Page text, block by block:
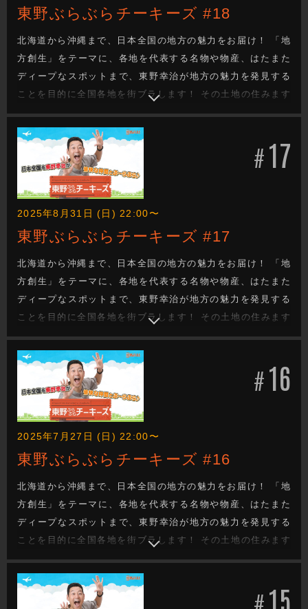
東野ぶらぶらチーキーズ #18
北海道から沖縄まで、日本全国の地方の魅力をお届け！ 「地
方創生」をテーマに、各地を代表する名物や物産、はたまた
ディープなスポットまで、東野幸治が地方の魅力を発見する
ことを目的に全国各地を街ブラします！ その土地の住みます
芸人が、東野の喜びそうなスポットへ案内し、美味しいもの
を食べたり、絶景を観たり、温泉に入ったり、、、旅を通し
て地方の魅力を探るロケバラエティです！
#17
2025年8月31日 (日) 22:00〜
東野ぶらぶらチーキーズ #17
北海道から沖縄まで、日本全国の地方の魅力をお届け！ 「地
方創生」をテーマに、各地を代表する名物や物産、はたまた
ディープなスポットまで、東野幸治が地方の魅力を発見する
ことを目的に全国各地を街ブラします！ その土地の住みます
芸人が、東野の喜びそうなスポットへ案内し、美味しいもの
を食べたり、絶景を観たり、温泉に入ったり、、、旅を通し
て地方の魅力を探るロケバラエティです！
#16
2025年7月27日 (日) 22:00〜
東野ぶらぶらチーキーズ #16
北海道から沖縄まで、日本全国の地方の魅力をお届け！ 「地
方創生」をテーマに、各地を代表する名物や物産、はたまた
ディープなスポットまで、東野幸治が地方の魅力を発見する
ことを目的に全国各地を街ブラします！ その土地の住みます
芸人が、東野の喜びそうなスポットへ案内し、美味しいもの
を食べたり、絶景を観たり、温泉に入ったり、、、旅を通し
て地方の魅力を探るロケバラエティです！
#15